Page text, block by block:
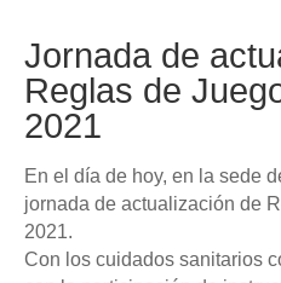
Jornada de
Reglas de
2021
En el día de hoy, en la sede
jornada de actualización de
2021.
Con los cuidados sanitarios